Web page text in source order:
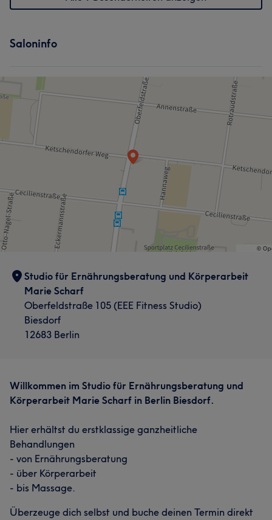
Saloninfo
Studio für Ernährungsberatung und Körperarbeit
Marie Scharf
Oberfeldstraße 105 (EEE Fitness Studio)
Biesdorf
12683 Berlin
Willkommen im Studio für Ernährungsberatung und
Körperarbeit Marie Scharf in Berlin Biesdorf.
Hier erhältst du erstklassige ganzheitliche
Behandlungen
- von Ernährungsberatung
- über Körperarbeit
- bis Massage.
Überzeuge dich selbst und buche deinen Termin direkt